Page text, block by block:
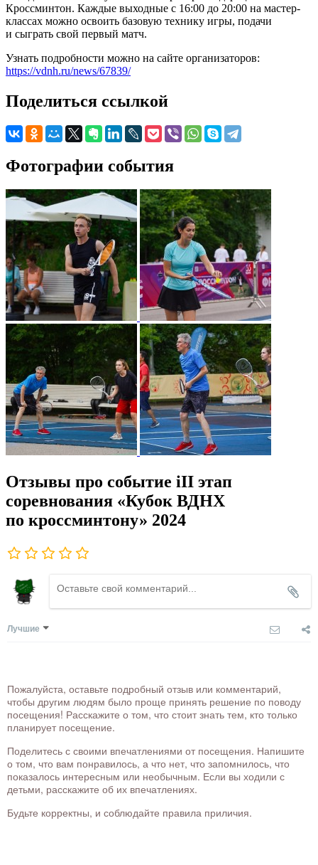
Кроссминтон. Каждые выходные с 16:00 до 20:00 на мастер-
классах можно освоить базовую технику игры, подачи
и сыграть свой первый матч.
Узнать подробности можно на сайте организаторов:
https://vdnh.ru/news/67839/
Поделиться ссылкой
Фотографии события
Отзывы про событие iII этап
соревнования «Кубок ВДНХ
по кроссминтону» 2024
Лучшие
Пожалуйста, оставьте подробный отзыв или комментарий,
чтобы другим людям было проще принять решение по поводу
посещения! Расскажите о том, что стоит знать тем, кто только
планирует посещение.
Поделитесь с своими впечатлениями от посещения. Напишите
о том, что вам понравилось, а что нет, что запомнилось, что
показалось интересным или необычным. Если вы ходили с
детьми, расскажите об их впечатлениях.
Будьте корректны, и соблюдайте правила приличия.